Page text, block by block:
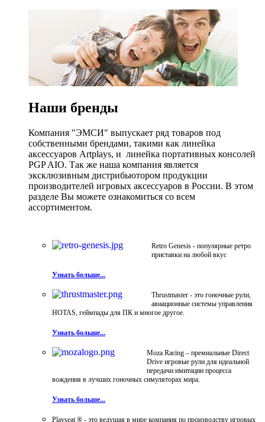
Наши бренды
Компания "ЭМСИ" выпускает ряд товаров под
собственными брендами, такими как линейка
аксессуаров Artplays, и линейка портативных консолей
PGP AIO. Так же наша компания является
эксклюзивным дистрибьютором продукции
производителей игровых аксессуаров в России. В этом
разделе Вы можете ознакомиться со всем
ассортиментом.
Retro Genesis - популярные ретро
приставки на любой вкус
Узнать больше...
Thrustmaster - это гоночные рули,
авиационные системы управления
HOTAS, геймпады для ПК и многое другое.
Узнать больше...
Moza Racing – премиальные Direct
Drive игровые рули для идеальной
передачи имитации процесса
вождения в лучших гоночных симуляторах мира.
Узнать больше...
Playseat ® - это ведущая в мире компания по производству игровых